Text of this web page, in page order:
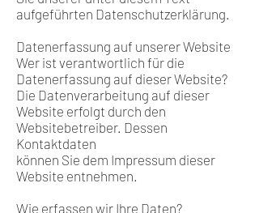
aufgeführten Datenschutzerklärung.
Datenerfassung auf unserer Website
Wer ist verantwortlich für die
Datenerfassung auf dieser Website?
Die Datenverarbeitung auf dieser
Website erfolgt durch den
Websitebetreiber. Dessen
Kontaktdaten
können Sie dem Impressum dieser
Website entnehmen.
Wie erfassen wir Ihre Daten?